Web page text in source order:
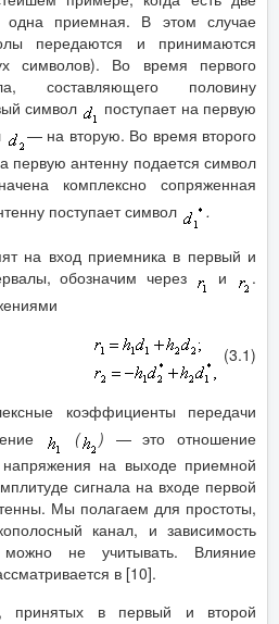
приемная. В этом случае
передаются и принимаются
символов). Во время первого
составляющего половину
символ
поступает на первую
— на вторую. Во время второго
первую антенну подается символ
комплексно сопряженная
поступает символ
.
на вход приемника в первый и
обозначим через
и
.
(3.1)
коэффициенты передачи
( ) — это отношение
на выходе приемной
сигнала на входе первой
Мы полагаем для простоты,
канал, и зависимость
не учитывать. Влияние
в [10].
, принятых в первый и второй